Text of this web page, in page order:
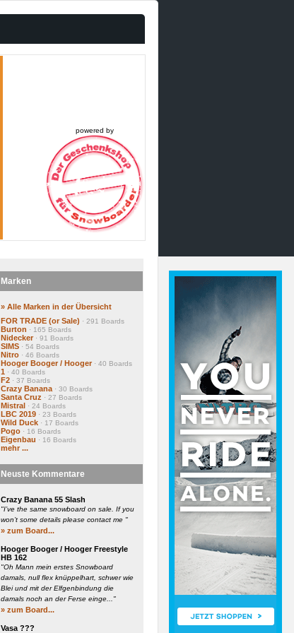
powered by
Marken
» Alle Marken in der Übersicht
FOR TRADE (or Sale) · 291 Boards
Burton · 165 Boards
Nidecker · 91 Boards
SIMS · 54 Boards
Nitro · 46 Boards
Hooger Booger / Hooger · 40 Boards
1 · 40 Boards
F2 · 37 Boards
Crazy Banana · 30 Boards
Santa Cruz · 27 Boards
Mistral · 24 Boards
LBC 2019 · 23 Boards
Wild Duck · 17 Boards
Pogo · 16 Boards
Eigenbau · 16 Boards
mehr ...
Neuste Kommentare
Crazy Banana 55 Slash
"I’ve the same snowboard on sale. If you
won’t some details please contact me "
» zum Board...
Hooger Booger / Hooger Freestyle
HB 162
"Oh Mann mein erstes Snowboard
damals, null flex knüppelhart, schwer wie
Blei und mit der Elfgenbindung die
damals noch an der Ferse einge..."
» zum Board...
Vasa ???